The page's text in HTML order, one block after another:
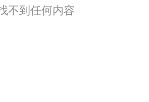
不到任何内容